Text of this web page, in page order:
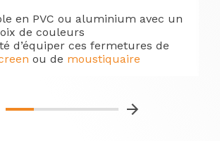
en PVC ou aluminium avec un
de couleurs
d’équiper ces fermetures de
ou de moustiquaire